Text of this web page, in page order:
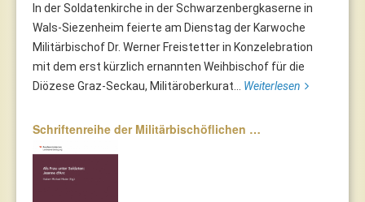
In der Soldatenkirche in der Schwarzenbergkaserne in
Wals-Siezenheim feierte am Dienstag der Karwoche
Militärbischof Dr. Werner Freistetter in Konzelebration
mit dem erst kürzlich ernannten Weihbischof für die
Diözese Graz-Seckau, Militäroberkurat... Weiterlesen
Schriftenreihe der Militärbischöflichen …